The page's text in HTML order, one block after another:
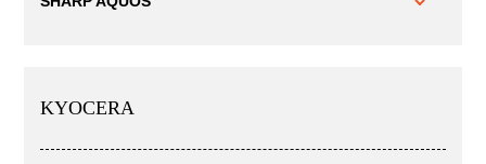
KYOCERA